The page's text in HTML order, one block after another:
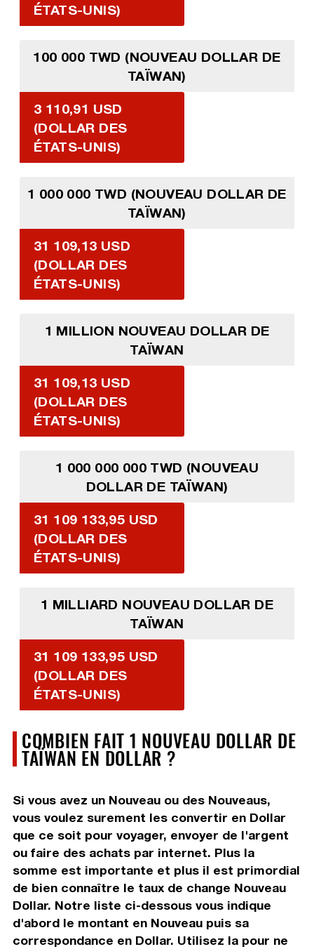
ÉTATS-UNIS)
100 000 TWD (NOUVEAU DOLLAR DE
TAÏWAN)
3 110,91 USD
(DOLLAR DES
ÉTATS-UNIS)
1 000 000 TWD (NOUVEAU DOLLAR DE
TAÏWAN)
31 109,13 USD
(DOLLAR DES
ÉTATS-UNIS)
1 MILLION NOUVEAU DOLLAR DE
TAÏWAN
31 109,13 USD
(DOLLAR DES
ÉTATS-UNIS)
1 000 000 000 TWD (NOUVEAU
DOLLAR DE TAÏWAN)
31 109 133,95 USD
(DOLLAR DES
ÉTATS-UNIS)
1 MILLIARD NOUVEAU DOLLAR DE
TAÏWAN
31 109 133,95 USD
(DOLLAR DES
ÉTATS-UNIS)
COMBIEN FAIT 1 NOUVEAU DOLLAR DE
TAÏWAN EN DOLLAR ?
Si vous avez un Nouveau ou des Nouveaus,
vous voulez surement les convertir en Dollar
que ce soit pour voyager, envoyer de l'argent
ou faire des achats par internet. Plus la
somme est importante et plus il est primordial
de bien connaître le taux de change Nouveau
Dollar. Notre liste ci-dessous vous indique
d'abord le montant en Nouveau puis sa
correspondance en Dollar. Utilisez la pour ne